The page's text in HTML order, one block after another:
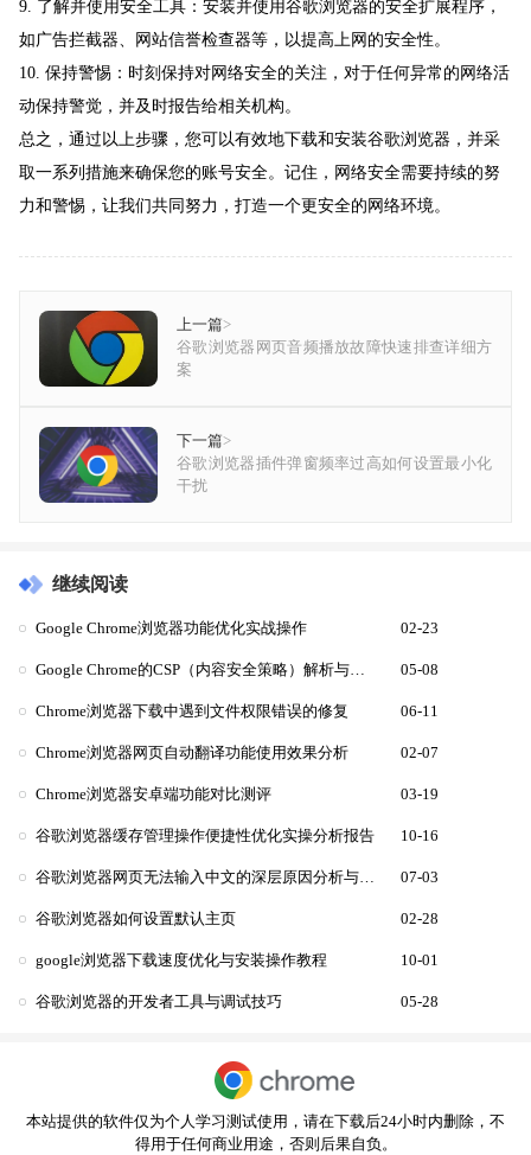
9. 了解并使用安全工具：安装并使用谷歌浏览器的安全扩展程序，
如广告拦截器、网站信誉检查器等，以提高上网的安全性。
10. 保持警惕：时刻保持对网络安全的关注，对于任何异常的网络活
动保持警觉，并及时报告给相关机构。
总之，通过以上步骤，您可以有效地下载和安装谷歌浏览器，并采
取一系列措施来确保您的账号安全。记住，网络安全需要持续的努
力和警惕，让我们共同努力，打造一个更安全的网络环境。
上一篇>
谷歌浏览器网页音频播放故障快速排查详细方
案
下一篇>
谷歌浏览器插件弹窗频率过高如何设置最小化
干扰
继续阅读
Google Chrome浏览器功能优化实战操作 02-23
05-08
Chrome浏览器下载中遇到文件权限错误的修复 06-11
Chrome浏览器网页自动翻译功能使用效果分析 02-07
Chrome浏览器安卓端功能对比测评 03-19
谷歌浏览器缓存管理操作便捷性优化实操分析报告 10-16
07-03
谷歌浏览器如何设置默认主页 02-28
google浏览器下载速度优化与安装操作教程 10-01
谷歌浏览器的开发者工具与调试技巧 05-28
本站提供的软件仅为个人学习测试使用，请在下载后24小时内删除，不
得用于任何商业用途，否则后果自负。